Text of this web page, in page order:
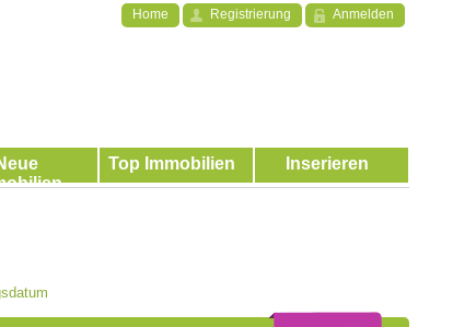
Home Registrierung Anmelden
Top Immobilien Inserieren